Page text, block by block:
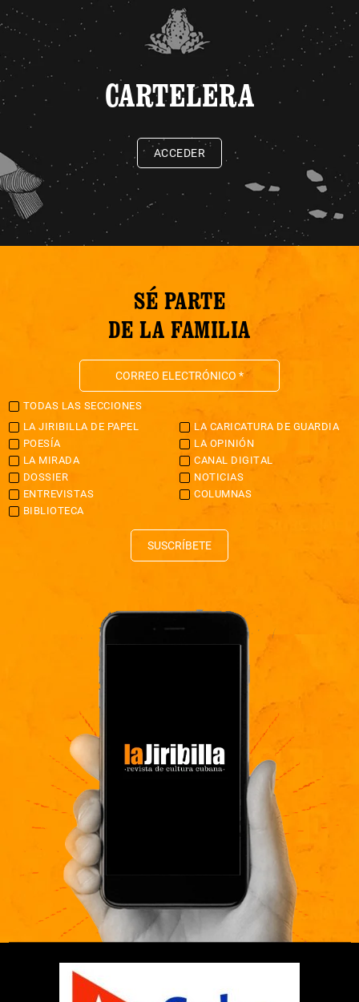
CARTELERA
ACCEDER
SÉ PARTE
DE LA FAMILIA
TODAS LAS SECCIONES
LA JIRIBILLA DE PAPEL
LA CARICATURA DE GUARDIA
POESÍA
LA OPINIÓN
LA MIRADA
CANAL DIGITAL
DOSSIER
NOTICIAS
ENTREVISTAS
COLUMNAS
BIBLIOTECA
SUSCRÍBETE